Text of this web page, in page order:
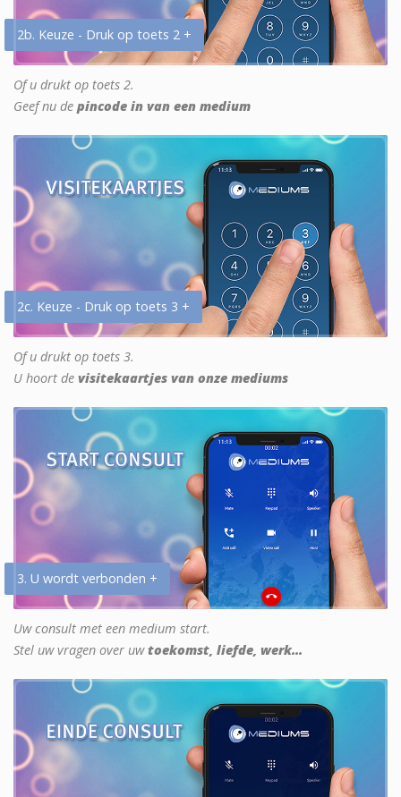
2b. Keuze - Druk op toets 2 +
Of u drukt op toets 2.
Geef nu de pincode in van een medium
2c. Keuze - Druk op toets 3 +
Of u drukt op toets 3.
U hoort de visitekaartjes van onze mediums
3. U wordt verbonden +
Uw consult met een medium start.
Stel uw vragen over uwtoekomst, liefde, werk...